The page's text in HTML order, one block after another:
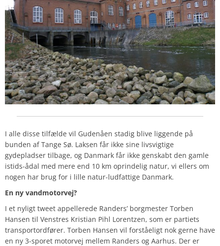
I alle disse tilfælde vil Gudenåen stadig blive liggende på
bunden af Tange Sø. Laksen får ikke sine livsvigtige
gydepladser tilbage, og Danmark får ikke genskabt den gamle
istids-ådal med mere end 10 km oprindelig natur, vi ellers om
nogen har brug for i lille natur-ludfattige Danmark.
En ny vandmotorvej?
I et nyligt tweet appellerede Randers’ borgmester Torben
Hansen til Venstres Kristian Pihl Lorentzen, som er partiets
transportordfører. Torben Hansen vil forståeligt nok gerne have
en ny 3-sporet motorvej mellem Randers og Aarhus. Der er